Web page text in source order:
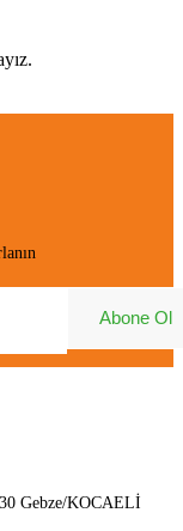
Gebze/KOCAELİ